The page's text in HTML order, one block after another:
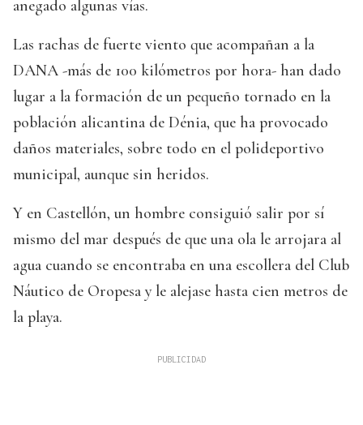
anegado algunas vías.
Las rachas de fuerte viento que acompañan a la
DANA -más de 100 kilómetros por hora- han dado
lugar a la formación de un pequeño tornado en la
población alicantina de Dénia, que ha provocado
daños materiales, sobre todo en el polideportivo
municipal, aunque sin heridos.
Y en Castellón, un hombre consiguió salir por sí
mismo del mar después de que una ola le arrojara al
agua cuando se encontraba en una escollera del Club
Náutico de Oropesa y le alejase hasta cien metros de
la playa.